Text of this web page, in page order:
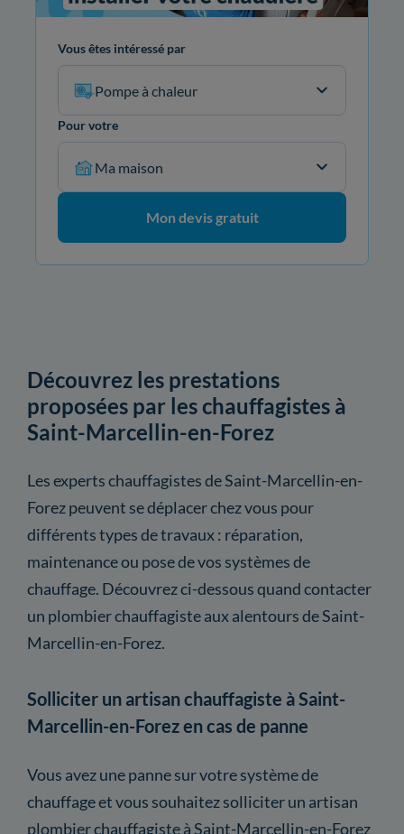
Vous êtes intéressé par
Pompe à chaleur
Pour votre
Ma maison
Mon devis gratuit
Découvrez les prestations
proposées par les chauffagistes à
Saint-Marcellin-en-Forez
Les experts chauffagistes de Saint-Marcellin-en-
Forez peuvent se déplacer chez vous pour
différents types de travaux : réparation,
maintenance ou pose de vos systèmes de
chauffage. Découvrez ci-dessous quand contacter
un plombier chauffagiste aux alentours de Saint-
Marcellin-en-Forez.
Solliciter un artisan chauffagiste à Saint-
Marcellin-en-Forez en cas de panne
Vous avez une panne sur votre système de
chauffage et vous souhaitez solliciter un artisan
plombier chauffagiste à Saint-Marcellin-en-Forez